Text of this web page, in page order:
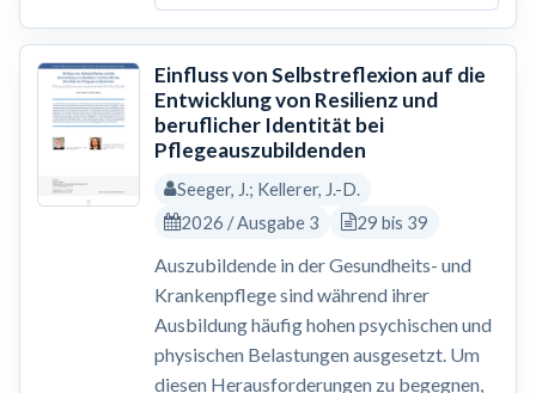
Einfluss von Selbstreflexion auf die
Entwicklung von Resilienz und
beruflicher Identität bei
Pflegeauszubildenden
Seeger, J.; Kellerer, J.-D.
2026 / Ausgabe 3
29 bis 39
Auszubildende in der Gesundheits- und
Krankenpflege sind während ihrer
Ausbildung häufig hohen psychischen und
physischen Belastungen ausgesetzt. Um
diesen Herausforderungen zu begegnen,